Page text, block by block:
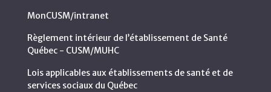
MonCUSM/intranet
Règlement intérieur de l’établissement de Santé
Québec - CUSM/MUHC
Lois applicables aux établissements de santé et de
services sociaux du Québec